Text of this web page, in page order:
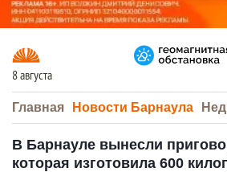
8 августа
Главная Новости Барнаула
В Барнауле вынесли
которая изготовила 600